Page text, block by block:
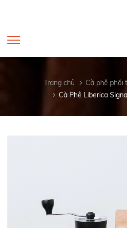
Trang chủ
Cà phê phối
Cà Phê Liberica